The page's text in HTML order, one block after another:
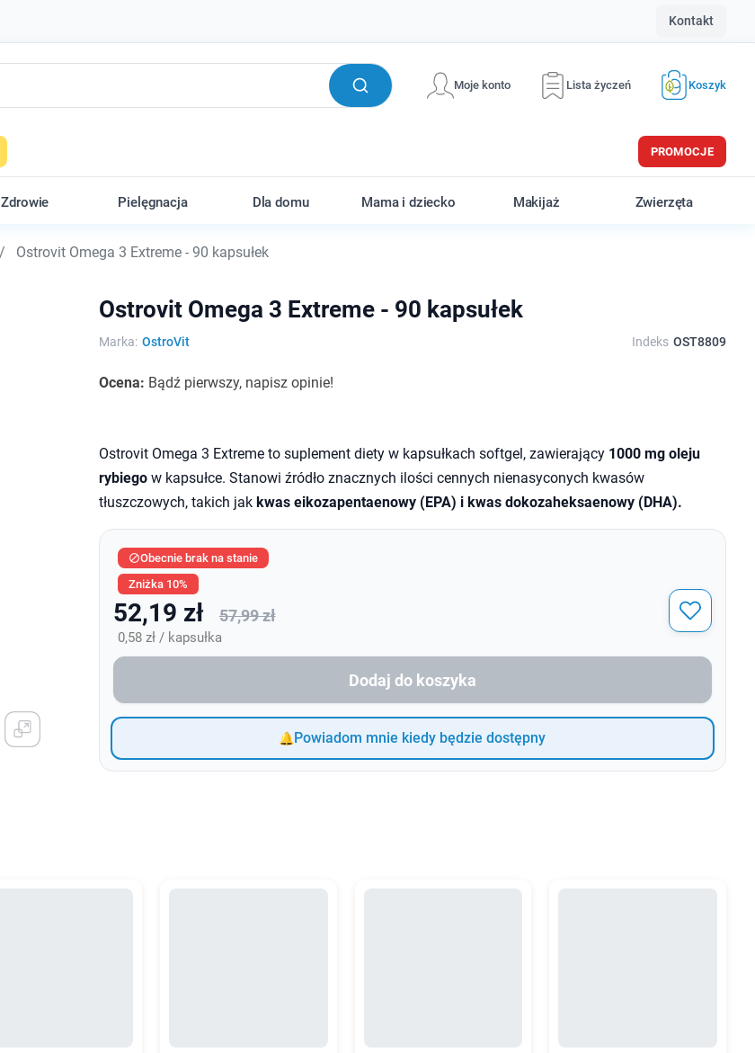
Kontakt
Moje konto Lista życzeń Koszyk
PROMOCJE
Zdrowie Pielęgnacja Dla domu Mama i dziecko Makijaż Zwierzęta
Ostrovit Omega 3 Extreme - 90 kapsułek
Ostrovit Omega 3 Extreme - 90 kapsułek
Marka: OstroVit Indeks OST8809
Ocena: Bądź pierwszy, napisz opinie!
Ostrovit Omega 3 Extreme to suplement diety w kapsułkach softgel, zawierający1000 mg oleju
rybiego w kapsułce. Stanowi źródło znacznych ilości cennych nienasyconych kwasów
tłuszczowych, takich jak kwas eikozapentaenowy (EPA) i kwas dokozaheksaenowy (DHA).
Obecnie brak na stanie
Zniżka 10%
52,19 zł 57,99 zł
0,58 zł / kapsułka
Dodaj do koszyka
Powiadom mnie kiedy będzie dostępny